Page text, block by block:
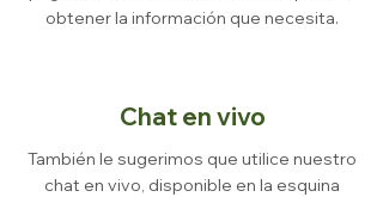
obtener la información que necesita.
Chat en vivo
También le sugerimos que utilice nuestro
chat en vivo, disponible en la esquina